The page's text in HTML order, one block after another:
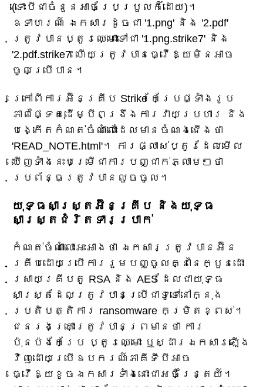
(ទោះបីជាចំនួនអាចប្រែប្រួលក៏ដោយ)។
ឧទាហរណ៍ ឯកសារដូចជា '1.png' និង '2.pdf'
ត្រូវបានប្តូរឈ្មោះទៅជា '1.png.strike7' និង
'2.pdf.strike7' ហើយត្រូវបានធ្វើឱ្យមិនអាច
ចូលប្រើបាន។
ក្រៅពីការអ៊ិនគ្រីប Strike កែប្រែផ្ទាំងរូប
ភាពផ្ទៃតុដើម្បីពង្រឹងការវាយប្រហារ និង
បង្កើតកំណត់ចំណាំលោះដែលមានចំណងជើងថា
'READ_NOTE.html'។ ការផ្លាស់ប្តូរដែលមើល
ឃើញទាំងនេះបម្រើជាការបញ្ជាក់ភ្លាមៗថា
ប្រព័ន្ធត្រូវបានលួចចូល។
យុទ្ធសាស្ត្រអ៊ិនគ្រីប និងយុទ្ធ
សាស្ត្រជំរិតទារប្រាក់
កំណត់ចំណាំលោះអះអាងថា ឯកសារត្រូវបានអ៊ិន
គ្រីបដោយប្រើការរួមបញ្ចូលគ្នានៃក្បួនដោះ
ស្រាយគ្រីបតូ RSA និង AES ដែលជាយុទ្ធ
សាស្ត្រដែលត្រូវបានប្រើជាទូទៅនៅក្នុង
ប្រតិបត្តិការ ransomware កម្រិតខ្ពស់។
ជនរងគ្រោះត្រូវបានព្រមានថា ការ
ប៉ុនប៉ងកែប្រែ ប្តូរឈ្មោះ ឬស្ដារឯកសារឡើង
វិញដោយប្រើឧបករណ៍ភាគីទីបីអាច
ធ្វើឱ្យខូចឯកសារទាំងនោះជាអចិន្ត្រៃយ៍។